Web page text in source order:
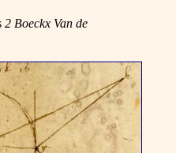
2 Boeckx Van de